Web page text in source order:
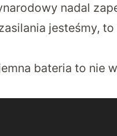
nadal
jesteśmy,
bateria to nie